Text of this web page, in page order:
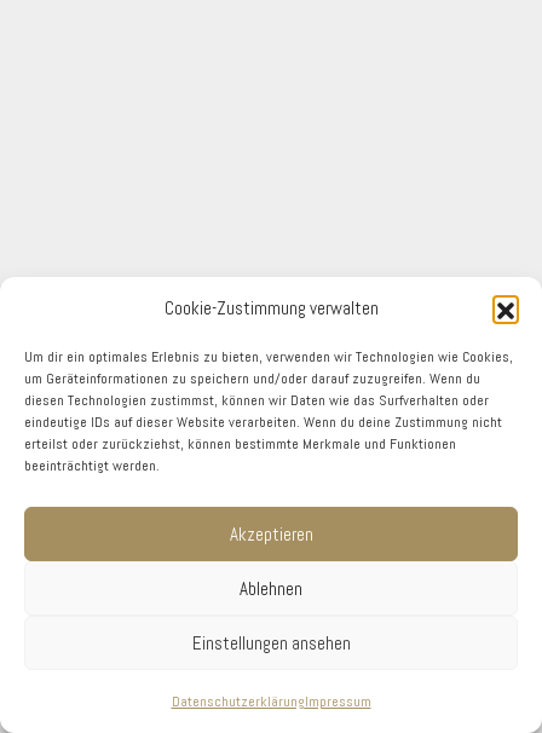
Cookie-Zustimmung verwalten
Um dir ein optimales Erlebnis zu bieten, verwenden wir Technologien wie Cookies,
um Geräteinformationen zu speichern und/oder darauf zuzugreifen. Wenn du
diesen Technologien zustimmst, können wir Daten wie das Surfverhalten oder
eindeutige IDs auf dieser Website verarbeiten. Wenn du deine Zustimmung nicht
erteilst oder zurückziehst, können bestimmte Merkmale und Funktionen
beeinträchtigt werden.
Akzeptieren
Ablehnen
Einstellungen ansehen
DatenschutzerklärungImpressum
IMPRESSUM|DATENSCHUTZ